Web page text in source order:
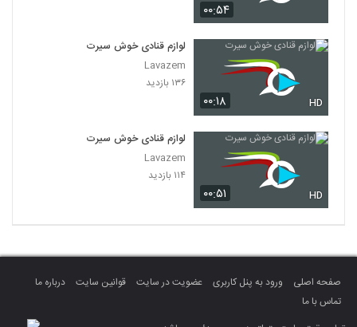
۰۰:۵۴
۰۰:۱۸ HD
لوازم قنادی خوش سیرت
Lavazem
۱۳۶ بازدید
۰۰:۵۱ HD
لوازم قنادی خوش سیرت
Lavazem
۱۱۴ بازدید
صفحه اصلی ورود به پنل کاربری عضویت در سایت قوانین سایت
درباره ما
تماس با ما